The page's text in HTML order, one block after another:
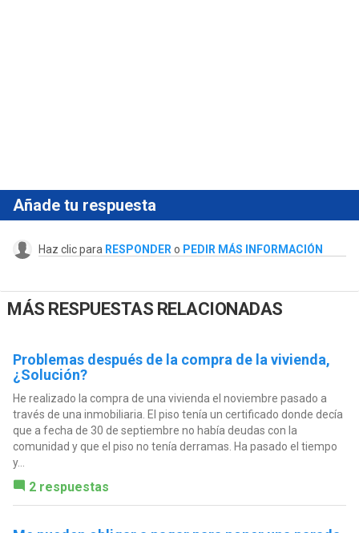
Añade tu respuesta
Haz clic para RESPONDER o PEDIR MÁS INFORMACIÓN
MÁS RESPUESTAS RELACIONADAS
Problemas después de la compra de la vivienda,
¿Solución?
He realizado la compra de una vivienda el noviembre pasado a
través de una inmobiliaria. El piso tenía un certificado donde decía
que a fecha de 30 de septiembre no había deudas con la
comunidad y que el piso no tenía derramas. Ha pasado el tiempo
y...
2 respuestas